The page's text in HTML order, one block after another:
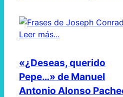
Leer más...
«¿Deseas, querido
Pepe…» de Manuel
Antonio Alonso